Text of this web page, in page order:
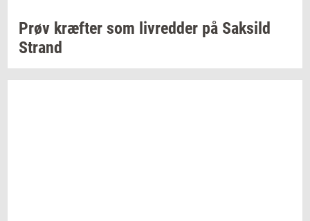
Prøv kræf­ter som liv­red­der på Sak­sild
Strand